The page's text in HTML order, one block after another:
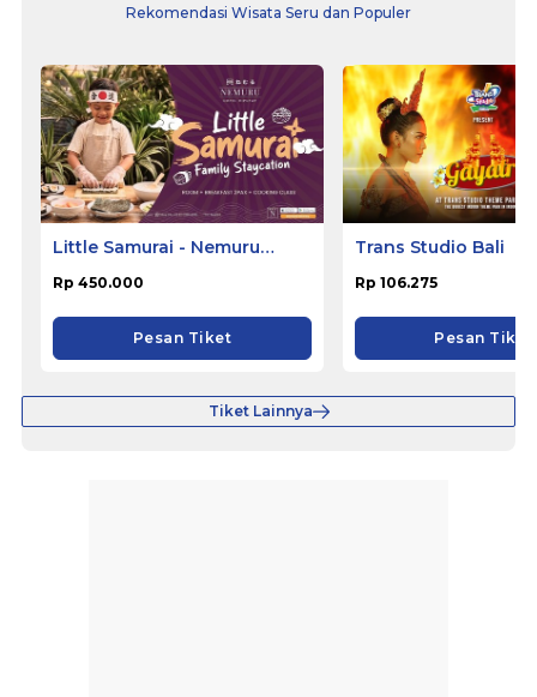
Rekomendasi Wisata Seru dan Populer
Little Samurai - Nemuru
Rp 450.000
Pesan Tiket
Trans Studio Bali
Rp 106.275
Pesan Tiket
Tiket Lainnya